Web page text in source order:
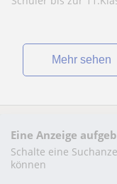
Mehr sehen
Eine Anzeige
Schalte eine
können